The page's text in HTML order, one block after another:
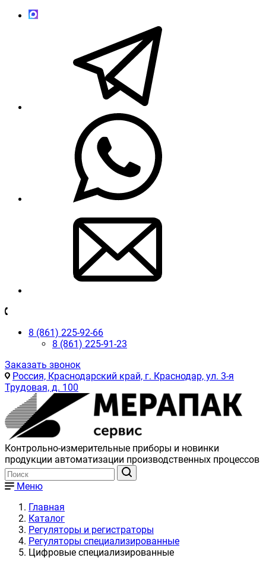
8 (861) 225-92-66
8 (861) 225-91-23
Заказать звонок
Россия, Краснодарский край, г. Краснодар, ул. 3-я
Трудовая, д. 100
Контрольно-измерительные приборы и новинки
продукции автоматизации производственных процессов
Меню
Главная
Каталог
Регуляторы и регистраторы
Регуляторы специализированные
Цифровые специализированные